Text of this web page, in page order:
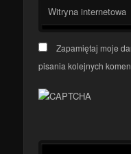
Witryna internetowa
Zapamiętaj moje
pisania kolejnych